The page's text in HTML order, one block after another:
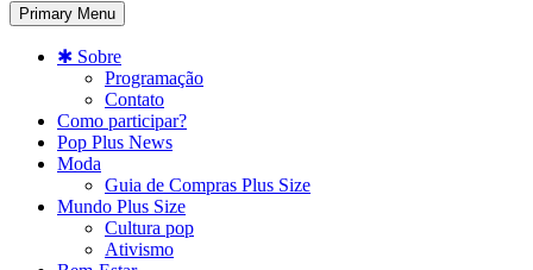
Primary Menu
✱ Sobre
Programação
Contato
Como participar?
Pop Plus News
Moda
Guia de Compras Plus Size
Mundo Plus Size
Cultura pop
Ativismo